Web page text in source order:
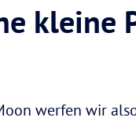
kleine
werfen wir